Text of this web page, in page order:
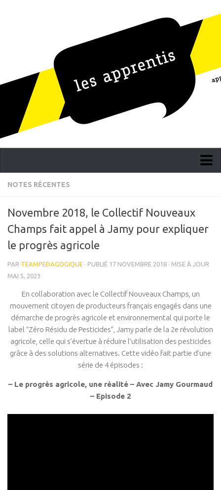
Accueil
Notes récentes
Réalisations
Contact
NOTES RÉCENTES
Novembre 2018, le Collectif Nouveaux
Champs fait appel à Jamy pour expliquer
le progrès agricole
PAR TEAMPEDAGOGIQUE · PUBLIÉ 17 NOVEMBRE 2018 · MISE À JOUR
MAI 5, 2023
En collaboration avec le Collectif Nouveaux Champs, un
mouvement citoyen de producteurs français engagés dans une
démarche de progrès agricole et environnemental qui porte le
label “Zéro Résidu de Pesticides”, Jamy parle de la 2e révolution
agricole, celle qui s’évertue à réduire l’utilisation des pesticides
grâce à des solutions alternatives. Cette vidéo fait partie d’une
série de 4 épisodes :
– Le progrès agricole, une réalité – Avec Jamy Gourmaud
– Episode 2